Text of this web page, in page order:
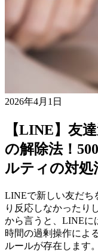
2026年4月1日
【LINE】友
の解除法！
ルティの対処
LINEで新しい友だち
り反応しなかったり
から言うと、LINEに
時間の過剰操作によ
ルールが存在します